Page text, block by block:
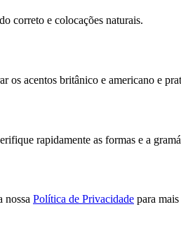
correto e colocações naturais.
acentos britânico e americano e
rapidamente as formas e a
nossa Política de Privacidade para